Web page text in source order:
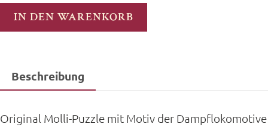
-
500
IN DEN WARENKORB
Beschreibung
Original Molli-Puzzle mit Motiv der Dampflokomotive